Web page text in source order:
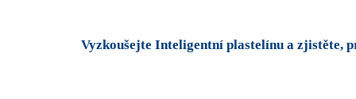
Vyzkoušejte Inteligentní plastelínu a zjistěte,